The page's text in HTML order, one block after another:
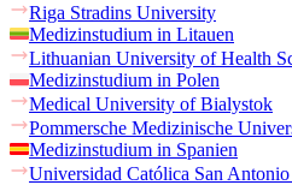
Riga Stradins University
Medizinstudium in Litauen
Lithuanian University of Health
Medizinstudium in Polen
Medical University of Bialystok
Pommersche Medizinische
Medizinstudium in Spanien
Universidad Católica San